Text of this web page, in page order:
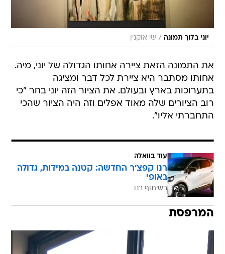
יוני בלוך תמונה / שי אוקנין
את התמונה הזאת ציירה אחותו הגדולה של יוני, מיה.
אחותו מסתבר היא ציירת לכל דבר ומציגה
בתערוכות בארץ ובעולם. את הציור הזה יוני בחר "כי
רוב הציורים שלה מאוד אפלים וזה היה הציור שהכי
התחברתי אליו".
עוד בוואלה
רנו קפצ'ר החדשה: קטנה במידות, גדולה
באופי
בשיתוף רנו
המרפסת